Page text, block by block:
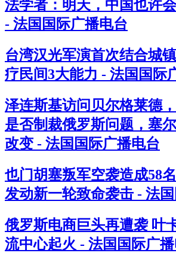
法学者：明天，中国也许
- 法国国际广播电台
台湾汉光军演首次结合城
疗民间3大能力 - 法国国际
泽连斯基访问贝尔格莱德
是否制裁俄罗斯问题，塞
改变 - 法国国际广播电台
也门胡塞叛军空袭造成58
发动新一轮致命袭击 - 法
俄罗斯电商巨头再遭袭 叶
流中心起火 - 法国国际广